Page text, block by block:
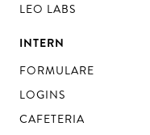
LEO LABS
INTERN
FORMULARE
LOGINS
CAFETERIA